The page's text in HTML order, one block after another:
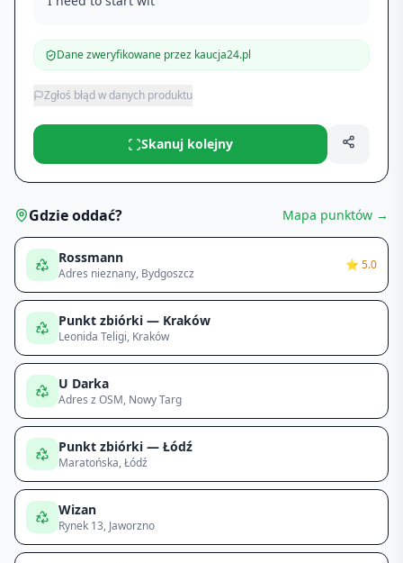
Dane zweryfikowane przez kaucja24.pl
Zgłoś błąd w danych produktu
Skanuj kolejny
Gdzie oddać? Mapa punktów →
Rossmann
Adres nieznany, Bydgoszcz
⭐ 5.0
Punkt zbiórki — Kraków
Leonida Teligi, Kraków
U Darka
Adres z OSM, Nowy Targ
Punkt zbiórki — Łódź
Maratońska, Łódź
Wizan
Rynek 13, Jaworzno